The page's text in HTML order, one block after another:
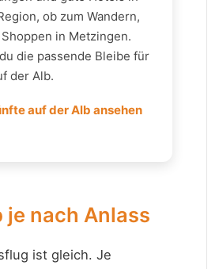
ob zum Wandern,
in Metzingen.
die passende Bleibe für
der Alb.
auf der Alb ansehen
je nach Anlass
ist gleich. Je